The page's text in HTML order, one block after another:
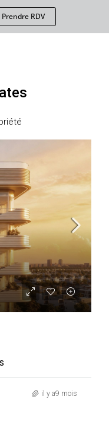
Prendre RDV
il y a9 mois